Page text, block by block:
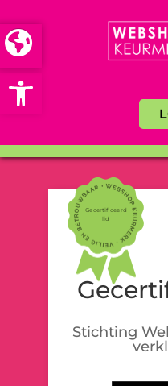
Open
Gecertificeerd
lid
Stichting